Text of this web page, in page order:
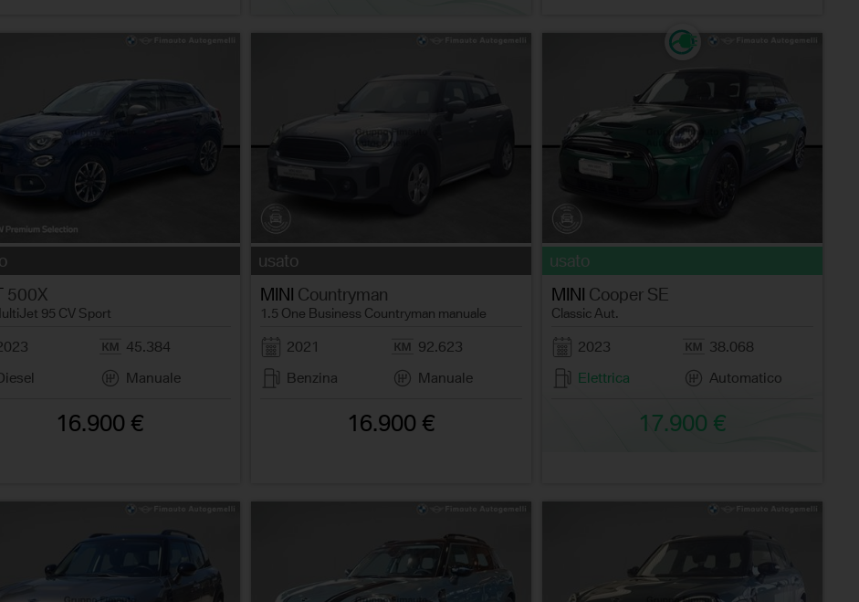
500X
95 CV Sport
45.384
Manuale
16.900 €
usato
MINI Countryman
1.5 One Business Countryman manuale
2021
92.623
Benzina
Manuale
16.900 €
usato
MINI Cooper SE
Classic Aut.
2023
38.068
Elettrica
Automatico
17.900 €